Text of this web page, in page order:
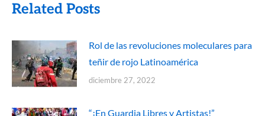
Related Posts
Rol de las revoluciones moleculares para
teñir de rojo Latinoamérica
diciembre 27, 2022
“¡En Guardia Libres y Artistas!”